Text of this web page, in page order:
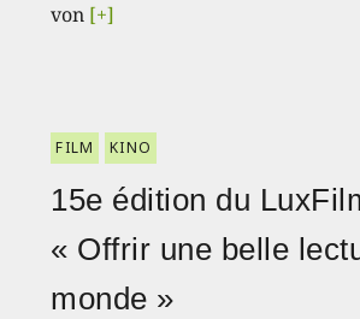
von [+]
FILM KINO
15e édition du
« Offrir une belle
monde »